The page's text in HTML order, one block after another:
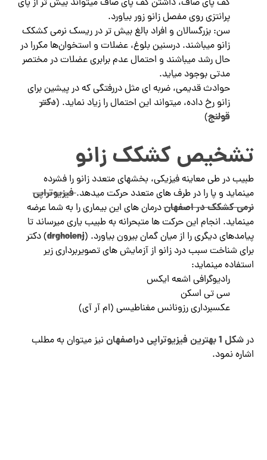
کف پای صاف، داشتن کف پای صاف میتواند بیش تر از پای
پرانتزی روی مفصل زانو زور بیاورد.
سن: بزرگسالان و افراد بالغ بیش تر در ریسک نرمی کشکک
زانو میباشند. درسنین بلوغ، عضلات و استخوان‌ها مکررا در
حال رشد میباشند و احتمال عدم برابری عضلات در مختصر
مدتی بوجود میاید.
حوادث قدیمی، ضربه ای مثل دررفتگی که در پیشین برای
زانو رخ داده، میتواند این احتمال را زیاد نماید. (دکتر
قولنج)
تشخیص کشکک زانو
طبیب در طی معاینه فیزیکی، بخشهای متعدد زانو را فشرده
مینماید و پا را در طرف های متعدد حرکت میدهد.فیزیوتراپی
نرمی کشکک در اصفهاندرمان های این بیماری را به شما عرضه
مینماید. انجام این حرکت‌ ها متبحرانه به طبیب یاری میرساند تا
پیامدهای دیگری را از میان گمان بیرون بیاورد. (drgholenj) دکتر
برای شناخت سبب درد زانو از آزمایش ‌های تصویربرداری زیر
استفاده مینماید:
رادیوگرافی اشعه ایکس
سی تی اسکن
عکسبرداری رزونانس مغناطیسی (ام آر آی)
درشکل 1 بهترین فیزیوتراپی دراصفهان
نیز میتوان به مطلب
اشاره نمود.